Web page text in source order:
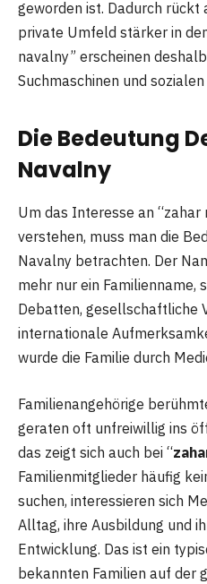
geworden ist. Dadurch rückt
private Umfeld stärker in
navalny” erscheinen
Suchmaschinen und
Die Bedeutung
Navalny
Um das Interesse an “zahar
verstehen, muss man die
Navalny betrachten. Der
mehr nur ein
Debatten, gesellschaftliche
internationale
wurde die Familie durch
Familienangehörige
geraten oft unfreiwillig ins
das zeigt sich auch bei “
Familienmitglieder häufig
suchen, interessieren sich
Alltag, ihre Ausbildung und
Entwicklung. Das ist ein
bekannten Familien auf der